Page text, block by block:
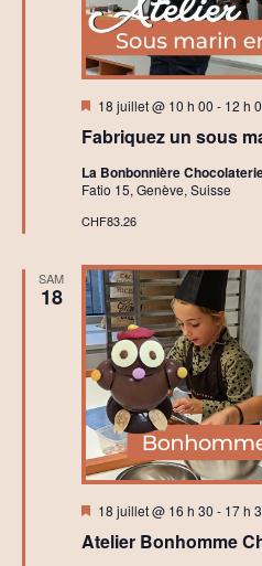
Fabriquez un sous
Mis
avant
18 juillet @ 10 h 00 - 12 h
La Bonbonnière
Fatio 15, Genève, Suisse
CHF83.26
SAM
18
Atelier Bonhomme
Mis
avant
18 juillet @ 16 h 30 - 17 h